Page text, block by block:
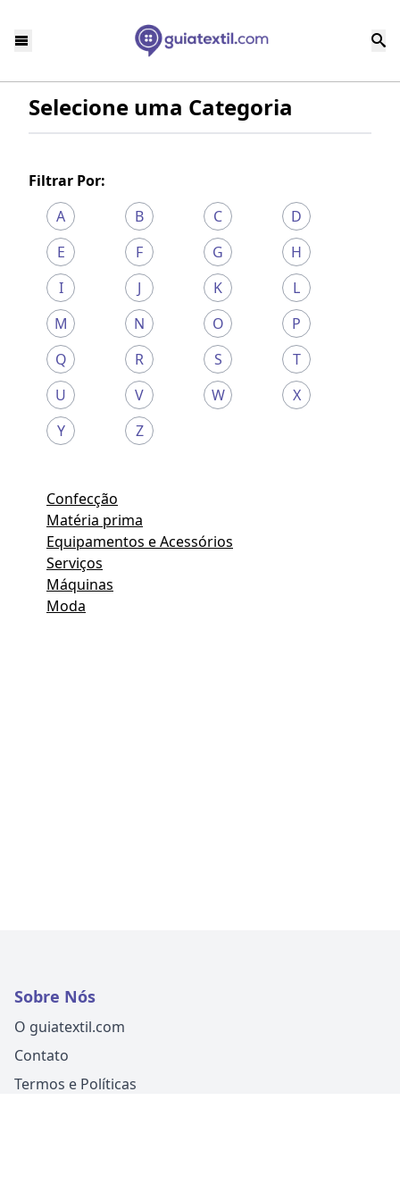
Selecione uma Categoria
Filtrar Por:
A
B C
D
E
F G
H
I
J K
L
M
N O
P
Q
R S
T
U
V W
X
Y
Z
Confecção
Matéria prima
Equipamentos e Acessórios
Serviços
Máquinas
Moda
Sobre Nós
O guiatextil.com
Contato
Termos e Políticas